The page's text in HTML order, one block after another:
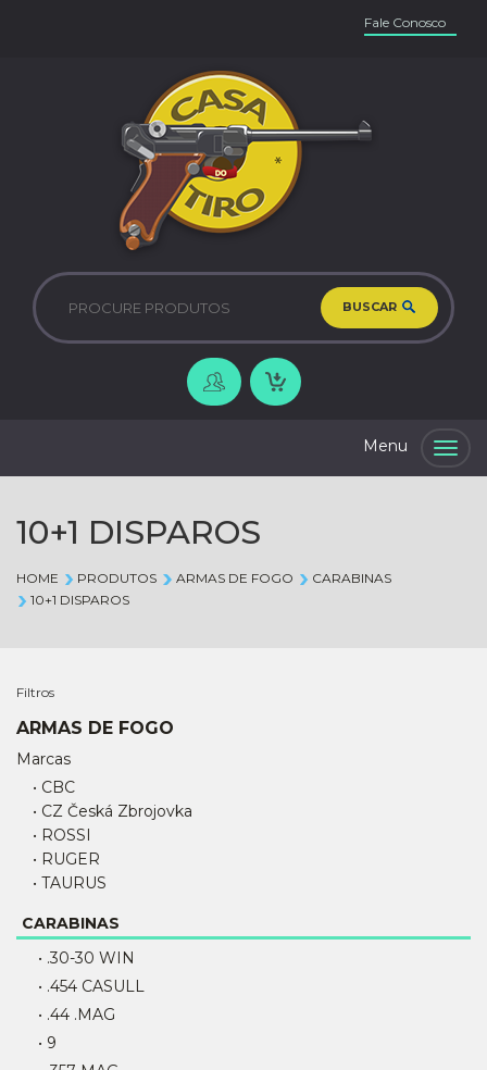
Fale Conosco
BUSCAR
10+1 DISPAROS
HOME PRODUTOS ARMAS DE FOGO
CARABINAS
10+1 DISPAROS
Filtros
ARMAS DE FOGO
Marcas
• CBC
• CZ Česká Zbrojovka
• ROSSI
• RUGER
• TAURUS
CARABINAS
• .30-30 WIN
• .454 CASULL
• .44 .MAG
• 9